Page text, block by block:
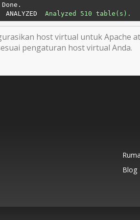
Done.
ANALYZED
Analyzed 510 table(s).
host virtual untuk Apache
pengaturan host virtual Anda.
Blog